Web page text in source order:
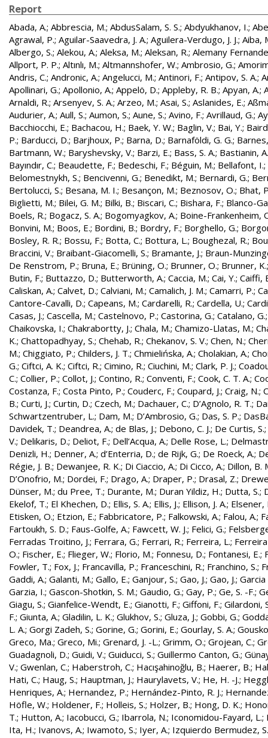
Report
Abada, A.; Abbrescia, M.; AbdusSalam, S. S.; Abdyukhanov, I.;
Agrawal, P.; Aguilar-Saavedra, J. A.; Aguilera-Verdugo, J. J.; Aiba,
Albergo, S.; Alekou, A.; Aleksa, M.; Aleksan, R.; Alemany
Allport, P. P.; Altınlı, M.; Altmannshofer, W.; Ambrosio, G.;
Andris, C.; Andronic, A.; Angelucci, M.; Antinori, F.; Antipov, S. A.;
Apollinari, G.; Apollonio, A.; Appelö, D.; Appleby, R. B.; Apyan, A.;
Arnaldi, R.; Arsenyev, S. A.; Arzeo, M.; Asai, S.; Aslanides, E.;
Audurier, A.; Aull, S.; Aumon, S.; Aune, S.; Avino, F.; Avrillaud, G.;
Bacchiocchi, E.; Bachacou, H.; Baek, Y. W.; Baglin, V.; Bai, Y.;
P.; Barducci, D.; Barjhoux, P.; Barna, D.; Barnaföldi, G. G.;
Bartmann, W.; Baryshevsky, V.; Barzi, E.; Bass, S. A.; Bastianin, A.
Bayındır, C.; Beaudette, F.; Bedeschi, F.; Béguin, M.; Bellafont, I.;
Belomestnykh, S.; Bencivenni, G.; Benedikt, M.; Bernardi, G.;
Bertolucci, S.; Besana, M. I.; Besançon, M.; Beznosov, O.; Bhat,
Biglietti, M.; Bilei, G. M.; Bilki, B.; Biscari, C.; Bishara, F.; Blanco-
Boels, R.; Bogacz, S. A.; Bogomyagkov, A.; Boine-Frankenheim,
Bonvini, M.; Boos, E.; Bordini, B.; Bordry, F.; Borghello, G.;
Bosley, R. R.; Bossu, F.; Botta, C.; Bottura, L.; Boughezal, R.;
Braccini, V.; Braibant-Giacomelli, S.; Bramante, J.; Braun-
De Renstrom, P.; Bruna, E.; Brüning, O.; Brunner, O.; Brunner, K.
Butin, F.; Buttazzo, D.; Butterworth, A.; Caccia, M.; Cai, Y.; Caiffi,
Caliskan, A.; Calvet, D.; Calviani, M.; Camalich, J. M.; Camarri, P.;
Cantore-Cavalli, D.; Capeans, M.; Cardarelli, R.; Cardella, U.;
Casas, J.; Cascella, M.; Castelnovo, P.; Castorina, G.; Catalano, G.
Chaikovska, I.; Chakrabortty, J.; Chala, M.; Chamizo-Llatas, M.;
K.; Chattopadhyay, S.; Chehab, R.; Chekanov, S. V.; Chen, N.;
M.; Chiggiato, P.; Childers, J. T.; Chmielińska, A.; Cholakian, A.;
G.; Ciftci, A. K.; Ciftci, R.; Cimino, R.; Ciuchini, M.; Clark, P. J.;
C.; Collier, P.; Collot, J.; Contino, R.; Conventi, F.; Cook, C. T. A.;
Costanza, F.; Costa Pinto, P.; Couderc, F.; Coupard, J.; Craig, N.;
B.; Curti, J.; Curtin, D.; Czech, M.; Dachauer, C.; D’Agnolo, R. T.;
Schwartzentruber, L.; Dam, M.; D’Ambrosio, G.; Das, S. P.;
Davidek, T.; Deandrea, A.; de Blas, J.; Debono, C. J.; De Curtis, S.;
V.; Delikaris, D.; Deliot, F.; Dell’Acqua, A.; Delle Rose, L.;
Denizli, H.; Denner, A.; d’Enterria, D.; de Rijk, G.; De Roeck, A.;
Régie, J. B.; Dewanjee, R. K.; Di Ciaccio, A.; Di Cicco, A.; Dillon, B.
D’Onofrio, M.; Dordei, F.; Drago, A.; Draper, P.; Drasal, Z.;
Dünser, M.; du Pree, T.; Durante, M.; Duran Yildiz, H.; Dutta, S.;
Ekelof, T.; El Khechen, D.; Ellis, S. A.; Ellis, J.; Ellison, J. A.; Elsener,
Etisken, O.; Etzion, E.; Fabbricatore, P.; Falkowski, A.; Falou, A.;
Fartoukh, S. D.; Faus-Golfe, A.; Fawcett, W. J.; Felici, G.;
Ferradas Troitino, J.; Ferrara, G.; Ferrari, R.; Ferreira, L.;
O.; Fischer, E.; Flieger, W.; Florio, M.; Fonnesu, D.; Fontanesi, E.;
Fowler, T.; Fox, J.; Francavilla, P.; Franceschini, R.; Franchino, S.;
Gaddi, A.; Galanti, M.; Gallo, E.; Ganjour, S.; Gao, J.; Gao, J.; Garcia
Garzia, I.; Gascon-Shotkin, S. M.; Gaudio, G.; Gay, P.; Ge, S. -F.;
Giagu, S.; Gianfelice-Wendt, E.; Gianotti, F.; Giffoni, F.; Gilardoni,
F.; Giunta, A.; Gladilin, L. K.; Glukhov, S.; Gluza, J.; Gobbi, G.;
L. A.; Gorgi Zadeh, S.; Gorine, G.; Gorini, E.; Gourlay, S. A.;
Greco, Ma.; Greco, Mi.; Grenard, J. -L.; Grimm, O.; Grojean, C.;
Guadagnoli, D.; Guidi, V.; Guiducci, S.; Guillermo Canton, G.;
V.; Gwenlan, C.; Haberstroh, C.; Hacışahinoğlu, B.; Haerer, B.;
Hati, C.; Haug, S.; Hauptman, J.; Haurylavets, V.; He, H. -J.;
Henriques, A.; Hernandez, P.; Hernández-Pinto, R. J.;
Höfle, W.; Holdener, F.; Holleis, S.; Holzer, B.; Hong, D. K.;
T.; Hutton, A.; Iacobucci, G.; Ibarrola, N.; Iconomidou-Fayard, L.;
Ita, H.; Ivanovs, A.; Iwamoto, S.; Iyer, A.; Izquierdo Bermudez, S.